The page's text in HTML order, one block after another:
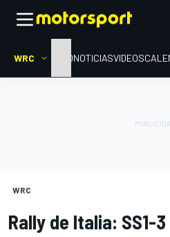
WRC INICIONOTICIASVIDEOS
WRC
Rally de Italia: SS1-3